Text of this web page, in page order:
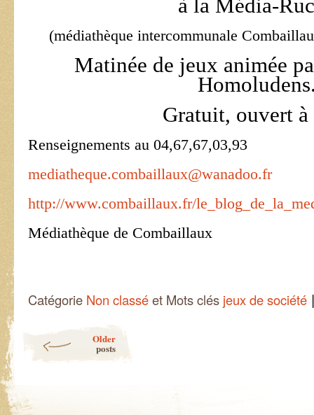
à la Média-
(médiathèque intercommunale
Matinée de jeux animée
Gratuit, ouvert à
Renseignements au 04,67,67,03,93
mediatheque.combaillaux@wanadoo.fr
http://www.combaillaux.fr/
Médiathèque de Combaillaux
Catégorie Non classéet Mots clés jeux de société |
Older
posts